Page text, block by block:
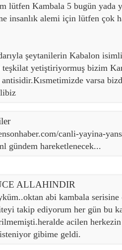
lütfen Kambala 5 bugün yada
insanlık alemi için lütfen çok
şeytanilerin Kabalon
teşkilat yetiştiriyormuş bizim
antisidir.Kısmetimizde varsa
canli-yayina-
gündem hareketlenecek...
ALLAHINDIR
abi kambala serisine
takip ediyorum her gün bu
acilen herkezin
gibime geldi.